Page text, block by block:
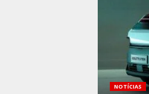
NOTÍCIAS